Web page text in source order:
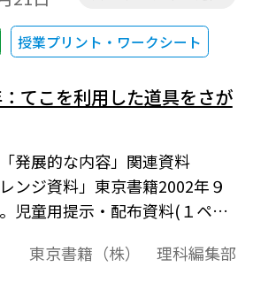
授業プリント・ワークシート
てこを利用した道具をさが
発展的な内容」関連資料
ンジ資料」東京書籍2002年９
児童用提示・配布資料(１ペー
4判横2ページ構成。※本資料
東京書籍（株） 理科編集部